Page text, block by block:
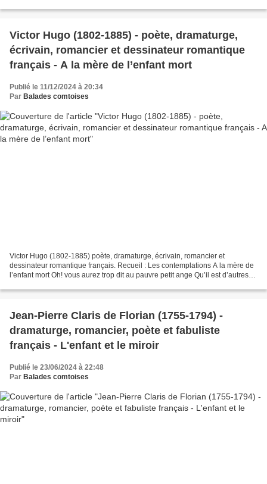
Victor Hugo (1802-1885) - poète, dramaturge,
écrivain, romancier et dessinateur romantique
français - A la mère de l’enfant mort
Publié le 11/12/2024 à 20:34
Par Balades comtoises
Victor Hugo (1802-1885) poète, dramaturge, écrivain, romancier et
dessinateur romantique français. Recueil : Les contemplations A la mère de
l’enfant mort Oh! vous aurez trop dit au pauvre petit ange Qu’il est d’autres
Jean-Pierre Claris de Florian (1755-1794) -
dramaturge, romancier, poète et fabuliste
français - L'enfant et le miroir
Publié le 23/06/2024 à 22:48
Par Balades comtoises